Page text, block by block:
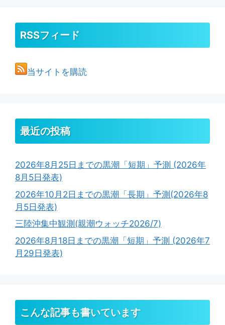
RSSフィード
当サイトを購読
最近の投稿
2026年8月25日までの黒潮「短期」予測 (2026年
8月5日発表)
2026年10月2日までの黒潮「長期」予測(2026年8
月5日発表)
三陸沖集中観測(親潮ウォッチ2026/7)
2026年8月18日までの黒潮「短期」予測 (2026年7
月29日発表)
こんな記事も書いています